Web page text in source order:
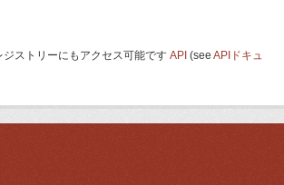
ストリーにもアクセス可能です API (see APIドキュ